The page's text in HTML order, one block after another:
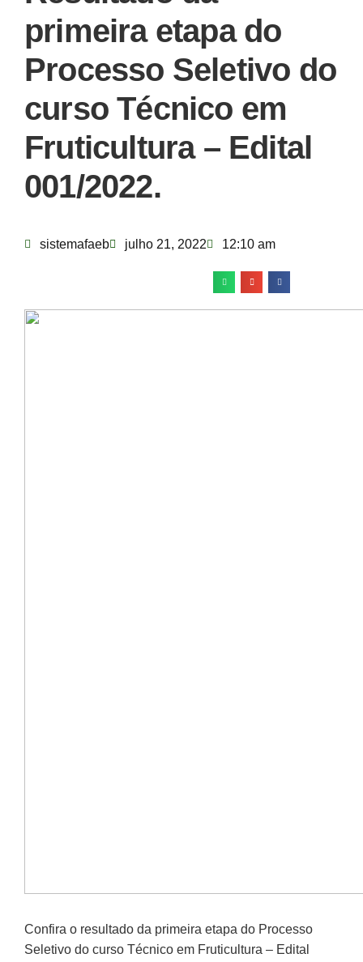
primeira etapa do
Processo Seletivo do
curso Técnico em
Fruticultura – Edital
001/2022.
sistemafaeb julho 21, 2022 12:10 am
Confira o resultado da primeira etapa do Processo
Seletivo do curso Técnico em Fruticultura – Edital